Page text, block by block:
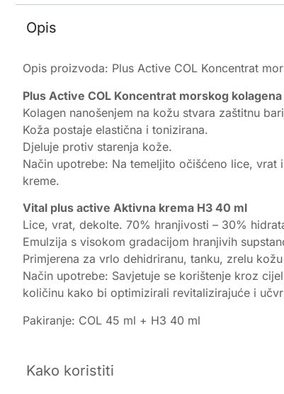
Opis
Opis proizvoda: Plus Active COL Koncentrat
Plus Active COL Koncentrat morskog
Kolagen nanošenjem na kožu stvara zaštitnu
Koža postaje elastična i tonizirana.
Djeluje protiv starenja kože.
Način upotrebe: Na temeljito očišćeno lice,
kreme.
Vital plus active Aktivna krema H3 40 ml
Lice, vrat, dekolte. 70% hranjivosti – 30%
Emulzija s visokom gradacijom hranjivih
Primjerena za vrlo dehidriranu, tanku, zrelu
Način upotrebe: Savjetuje se korištenje kroz
količinu kako bi optimizirali revitalizirajuće i
Pakiranje: COL 45 ml + H3 40 ml
Kako koristiti